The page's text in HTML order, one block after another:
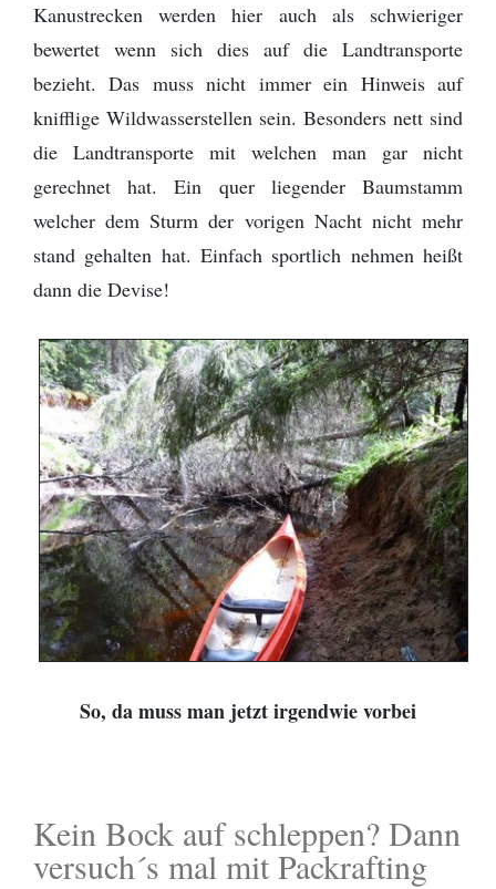
Kanustrecken werden hier auch als schwieriger
bewertet wenn sich dies auf die Landtransporte
bezieht. Das muss nicht immer ein Hinweis auf
knifflige Wildwasserstellen sein. Besonders nett sind
die Landtransporte mit welchen man gar nicht
gerechnet hat. Ein quer liegender Baumstamm
welcher dem Sturm der vorigen Nacht nicht mehr
stand gehalten hat. Einfach sportlich nehmen heißt
dann die Devise!
So, da muss man jetzt irgendwie vorbei
Kein Bock auf schleppen? Dann
versuch´s mal mit Packrafting